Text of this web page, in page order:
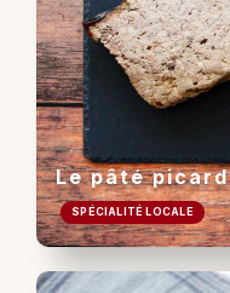
Le pâté picard
SPÉCIALITÉ LOCALE